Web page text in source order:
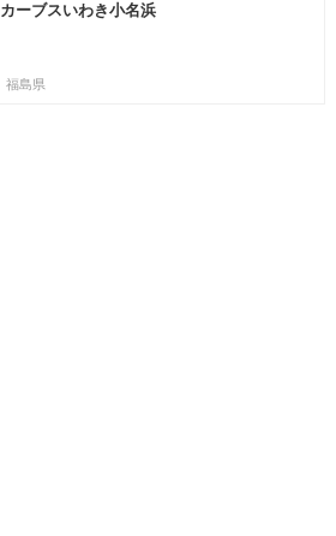
カーブスいわき小名浜
福島県